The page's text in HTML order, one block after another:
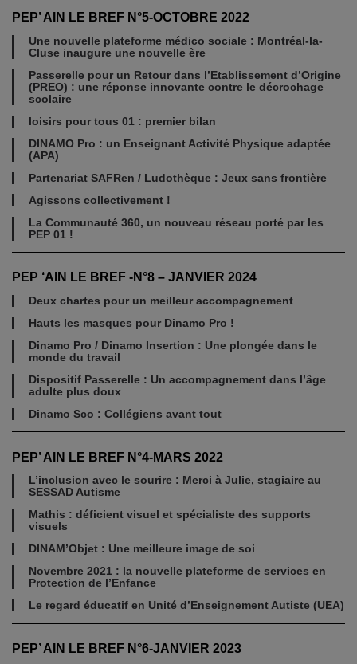
PEP’ AIN LE BREF N°5-OCTOBRE 2022
Une nouvelle plateforme médico sociale : Montréal-la-
Cluse inaugure une nouvelle ère
Passerelle pour un Retour dans l’Etablissement d’Origine
(PREO) : une réponse innovante contre le décrochage
scolaire
loisirs pour tous 01 : premier bilan
DINAMO Pro : un Enseignant Activité Physique adaptée
(APA)
Partenariat SAFRen / Ludothèque : Jeux sans frontière
Agissons collectivement !
La Communauté 360, un nouveau réseau porté par les
PEP 01 !
PEP ‘AIN LE BREF -N°8 – JANVIER 2024
Deux chartes pour un meilleur accompagnement
Hauts les masques pour Dinamo Pro !
Dinamo Pro / Dinamo Insertion : Une plongée dans le
monde du travail
Dispositif Passerelle : Un accompagnement dans l’âge
adulte plus doux
Dinamo Sco : Collégiens avant tout
PEP’ AIN LE BREF N°4-MARS 2022
L’inclusion avec le sourire : Merci à Julie, stagiaire au
SESSAD Autisme
Mathis : déficient visuel et spécialiste des supports
visuels
DINAM’Objet : Une meilleure image de soi
Novembre 2021 : la nouvelle plateforme de services en
Protection de l’Enfance
Le regard éducatif en Unité d’Enseignement Autiste (UEA)
PEP’ AIN LE BREF N°6-JANVIER 2023